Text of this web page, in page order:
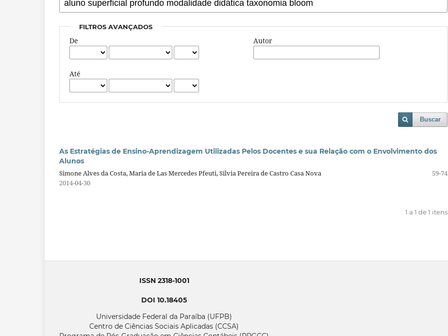
FILTROS AVANÇADOS
De
Até
Autor
Buscar
As Estratégias de Ensino-Aprendizagem Utilizadas Pelos Docentes e sua Relação com o Envolvimento dos
Alunos
Simone Alves da Costa, Maria de Las Mercedes Pfeuti, Silvia Pereira de Castro Casa Nova
59-74
2014-04-30
1 a 1 de 1 itens
ISSN 2318-1001
DOI 10.18405
Universidade Federal da Paraíba (UFPB)
Centro de Ciências Sociais Aplicadas (CCSA)